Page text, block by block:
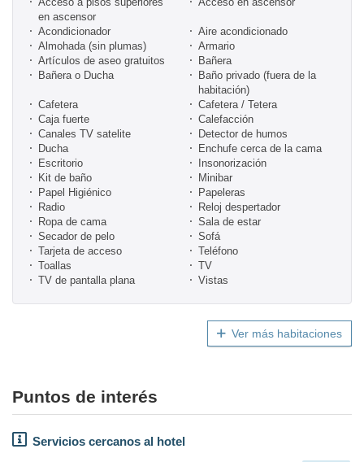
en ascensor
Acondicionador
Aire acondicionado
Almohada (sin plumas)
Armario
Artículos de aseo gratuitos
Bañera
Bañera o Ducha
Baño privado (fuera de la
habitación)
Cafetera
Cafetera / Tetera
Caja fuerte
Calefacción
Canales TV satelite
Detector de humos
Ducha
Enchufe cerca de la cama
Escritorio
Insonorización
Kit de baño
Minibar
Papel Higiénico
Papeleras
Radio
Reloj despertador
Ropa de cama
Sala de estar
Secador de pelo
Sofá
Tarjeta de acceso
Teléfono
Toallas
TV
TV de pantalla plana
Vistas
Ver más habitaciones
Puntos de interés
Servicios cercanos al hotel